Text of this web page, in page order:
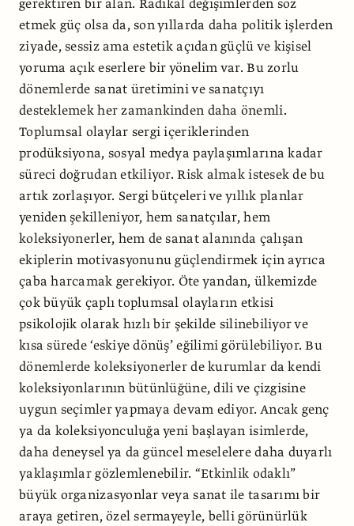
gerektiren bir alan. Radikal değişimlerden söz
etmek güç olsa da, son yıllarda daha politik işlerden
ziyade, sessiz ama estetik açıdan güçlü ve kişisel
yoruma açık eserlere bir yönelim var. Bu zorlu
dönemlerde sanat üretimini ve sanatçıyı
desteklemek her zamankinden daha önemli.
Toplumsal olaylar sergi içeriklerinden
prodüksiyona, sosyal medya paylaşımlarına kadar
süreci doğrudan etkiliyor. Risk almak istesek de bu
artık zorlaşıyor. Sergi bütçeleri ve yıllık planlar
yeniden şekilleniyor, hem sanatçılar, hem
koleksiyonerler, hem de sanat alanında çalışan
ekiplerin motivasyonunu güçlendirmek için ayrıca
çaba harcamak gerekiyor. Öte yandan, ülkemizde
çok büyük çaplı toplumsal olayların etkisi
psikolojik olarak hızlı bir şekilde silinebiliyor ve
kısa sürede ‘eskiye dönüş’ eğilimi görülebiliyor. Bu
dönemlerde koleksiyonerler de kurumlar da kendi
koleksiyonlarının bütünlüğüne, dili ve çizgisine
uygun seçimler yapmaya devam ediyor. Ancak genç
ya da koleksiyonculuğa yeni başlayan isimlerde,
daha deneysel ya da güncel meselelere daha duyarlı
yaklaşımlar gözlemlenebilir. “Etkinlik odaklı”
büyük organizasyonlar veya sanat ile tasarımı bir
araya getiren, özel sermayeyle, belli görünürlük